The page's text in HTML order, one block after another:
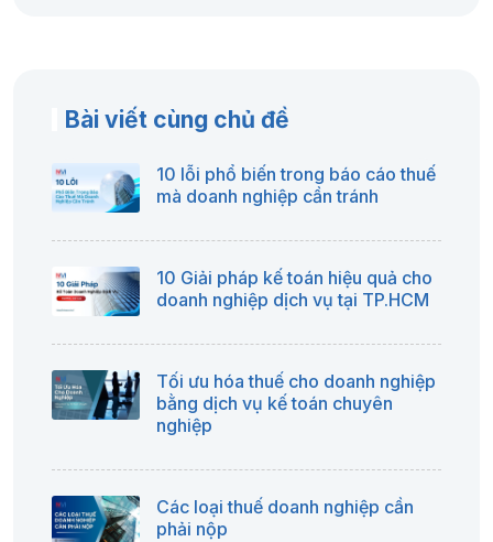
Bài viết cùng chủ đề
10 lỗi phổ biến trong báo cáo thuế
mà doanh nghiệp cần tránh
10 Giải pháp kế toán hiệu quả cho
doanh nghiệp dịch vụ tại TP.HCM
Tối ưu hóa thuế cho doanh nghiệp
bằng dịch vụ kế toán chuyên
nghiệp
Các loại thuế doanh nghiệp cần
phải nộp